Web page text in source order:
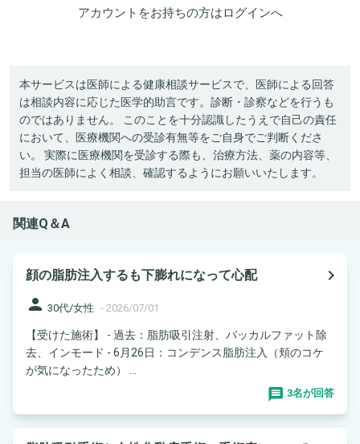
アカウントをお持ちの方はログインへ
本サービスは医師による健康相談サービスで、医師による回答
は相談内容に応じた医学的助言です。診断・診察などを行うも
のではありません。 このことを十分認識したうえで自己の責任
において、医療機関への受診有無等をご自身でご判断くださ
い。 実際に医療機関を受診する際も、治療方法、薬の内容等、
担当の医師によく相談、確認するようにお願いいたします。
関連Q＆A
顔の脂肪注入するも下膨れになって心配
navigate_next
person 30代/女性 - 2026/07/01
【受けた施術】 - 過去：脂肪吸引注射、バッカルファット除
去、インモード - 6月26日：コンデンス脂肪注入（頬のコケ
が気になったため） ...
3名が回答